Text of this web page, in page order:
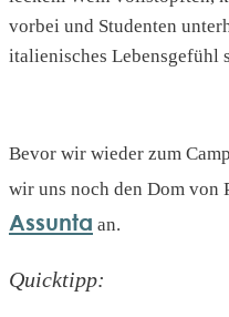
vorbei und Studenten
italienisches Lebensgefühl
Bevor wir wieder zum
wir uns noch den Dom von
Assunta an.
Quicktipp: